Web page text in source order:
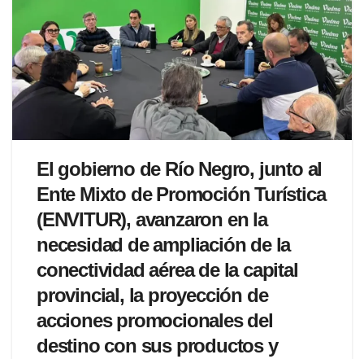
El gobierno de Río Negro, junto al
Ente Mixto de Promoción Turística
(ENVITUR), avanzaron en la
necesidad de ampliación de la
conectividad aérea de la capital
provincial, la proyección de
acciones promocionales del
destino con sus productos y